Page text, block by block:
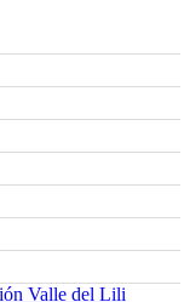
Valle del Lili